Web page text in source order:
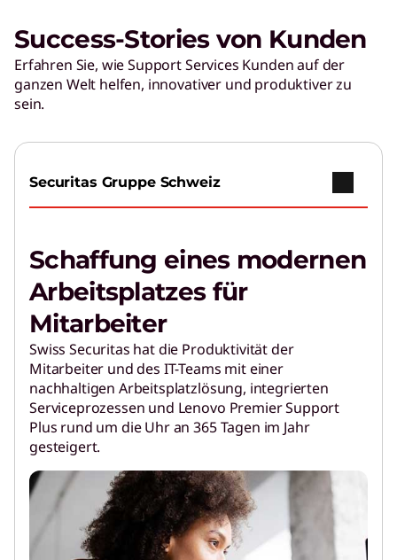
Success-Stories von Kunden
Erfahren Sie, wie Support Services Kunden auf der
ganzen Welt helfen, innovativer und produktiver zu
sein.
Securitas Gruppe Schweiz
Schaffung eines modernen
Arbeitsplatzes für
Mitarbeiter
Swiss Securitas hat die Produktivität der
Mitarbeiter und des IT-Teams mit einer
nachhaltigen Arbeitsplatzlösung, integrierten
Serviceprozessen und Lenovo Premier Support
Plus rund um die Uhr an 365 Tagen im Jahr
gesteigert.